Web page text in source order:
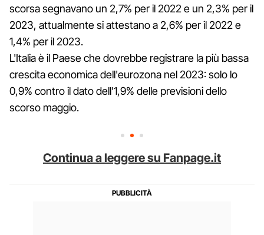
scorsa segnavano un 2,7% per il 2022 e un 2,3% per il
2023, attualmente si attestano a 2,6% per il 2022 e
1,4% per il 2023.
L'Italia è il Paese che dovrebbe registrare la più bassa
crescita economica dell'eurozona nel 2023: solo lo
0,9% contro il dato dell'1,9% delle previsioni dello
scorso maggio.
Continua a leggere su Fanpage.it